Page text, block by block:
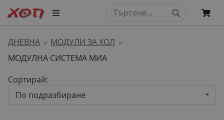
ДНЕВНА » МОДУЛИ ЗА ХОЛ »
МОДУЛНА СИСТЕМА МИА
Сортирай:
По подразбиране